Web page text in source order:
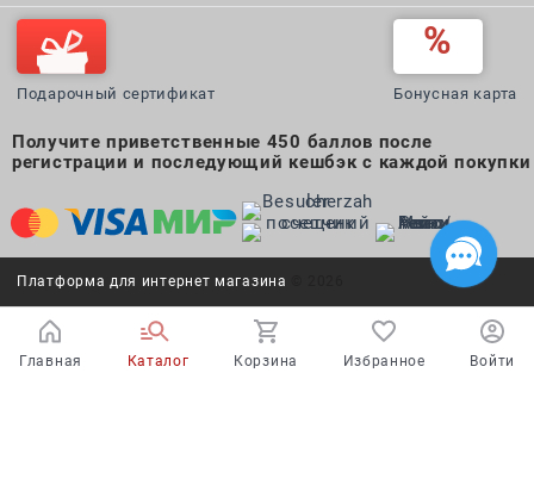
Подарочный сертификат Бонусная карта
Получите приветственные 450 баллов после
регистрации и последующий кешбэк с каждой покупки
Платформа для интернет магазина
Главная Каталог Корзина Избранное Войти